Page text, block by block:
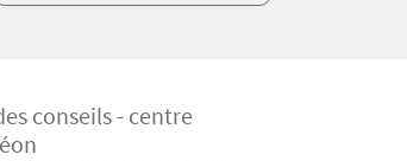
conseils - centre